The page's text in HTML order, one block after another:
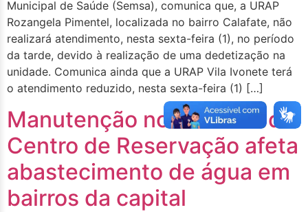
Municipal de Saúde (Semsa), comunica que, a URAP
Rozangela Pimentel, localizada no bairro Calafate, não
realizará atendimento, nesta sexta-feira (1), no período
da tarde, devido à realização de uma dedetização na
unidade. Comunica ainda que a URAP Vila Ivonete terá
o atendimento reduzido, nesta sexta-feira (1) […]
Manutenção no barrilete do
Centro de Reservação afeta
abastecimento de água em
bairros da capital